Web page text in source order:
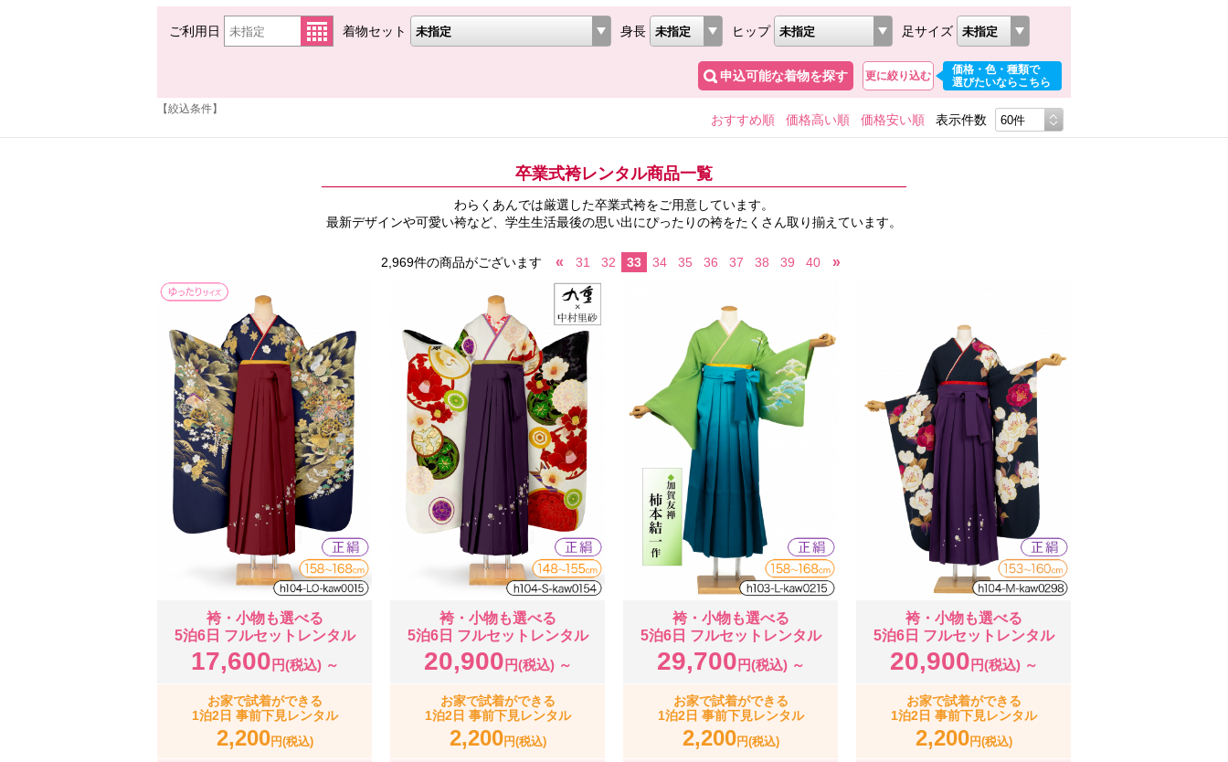
ご利用日 着物セット 身長 ヒップ 足サイズ
申込可能な着物を探す 更に絞り込む
価格・色・種類で
選びたいならこちら
【絞込条件】
おすすめ順 価格高い順 価格安い順 表示件数
卒業式袴レンタル商品一覧
わらくあんでは厳選した卒業式袴をご用意しています。
最新デザインや可愛い袴など、学生生活最後の思い出にぴったりの袴をたくさん取り揃えています。
2,969件の商品がございます « 31 32 33 34 35 36 37 38 39 40 »
袴・小物も選べる
5泊6日 フルセットレンタル
17,600 円(税込) ～
お家で試着ができる
1泊2日 事前下見レンタル
2,200円(税込)
袴・小物も選べる
5泊6日 フルセットレンタル
20,900 円(税込) ～
お家で試着ができる
1泊2日 事前下見レンタル
2,200円(税込)
袴・小物も選べる
5泊6日 フルセットレンタル
29,700 円(税込) ～
お家で試着ができる
1泊2日 事前下見レンタル
2,200円(税込)
袴・小物も選べる
5泊6日 フルセットレンタル
20,900 円(税込) ～
お家で試着ができる
1泊2日 事前下見レンタル
2,200円(税込)